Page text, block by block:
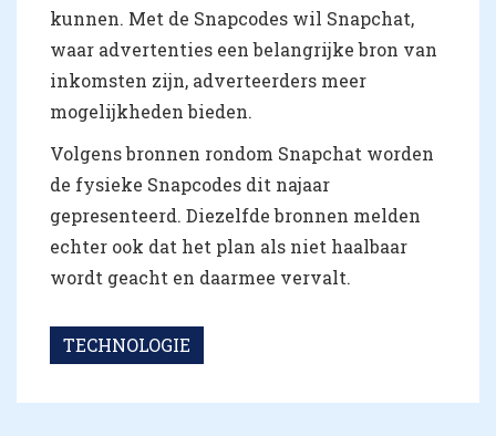
kunnen. Met de Snapcodes wil Snapchat,
waar advertenties een belangrijke bron van
inkomsten zijn, adverteerders meer
mogelijkheden bieden.
Volgens bronnen rondom Snapchat worden
de fysieke Snapcodes dit najaar
gepresenteerd. Diezelfde bronnen melden
echter ook dat het plan als niet haalbaar
wordt geacht en daarmee vervalt.
TECHNOLOGIE